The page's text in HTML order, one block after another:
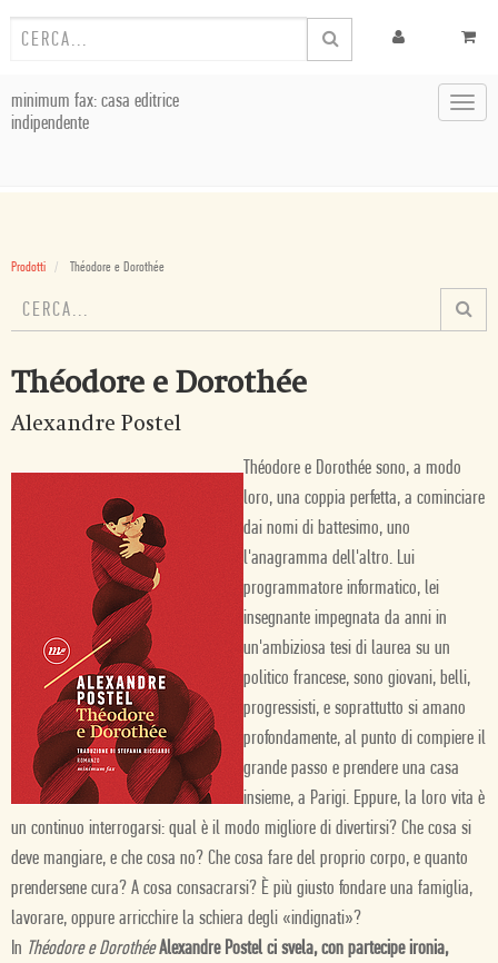
minimum fax: casa editrice
indipendente
Prodotti Théodore e Dorothée
Théodore e Dorothée
Alexandre Postel
Théodore e Dorothée sono, a modo
loro, una coppia perfetta, a cominciare
dai nomi di battesimo, uno
l'anagramma dell'altro. Lui
programmatore informatico, lei
insegnante impegnata da anni in
un'ambiziosa tesi di laurea su un
politico francese, sono giovani, belli,
progressisti, e soprattutto si amano
profondamente, al punto di compiere il
grande passo e prendere una casa
insieme, a Parigi. Eppure, la loro vita è
un continuo interrogarsi: qual è il modo migliore di divertirsi? Che cosa si
deve mangiare, e che cosa no? Che cosa fare del proprio corpo, e quanto
prendersene cura? A cosa consacrarsi? È più giusto fondare una famiglia,
lavorare, oppure arricchire la schiera degli «indignati»?
In Théodore e DorothéeAlexandre Postel ci svela, con partecipe ironia,